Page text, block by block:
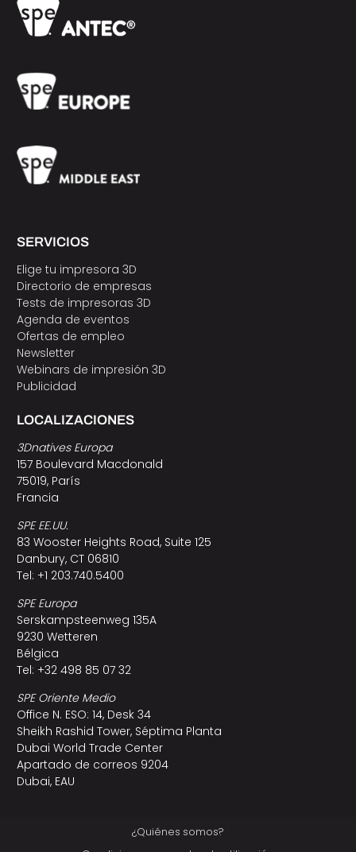
SERVICIOS
Elige tu impresora 3D
Directorio de empresas
Tests de impresoras 3D
Agenda de eventos
Ofertas de empleo
Newsletter
Webinars de impresión 3D
Publicidad
LOCALIZACIONES
3Dnatives Europa
157 Boulevard Macdonald
75019, París
Francia
SPE EE.UU.
83 Wooster Heights Road, Suite 125
Danbury, CT 06810
Tel: +1 203.740.5400
SPE Europa
Serskampsteenweg 135A
9230 Wetteren
Bélgica
Tel: +32 498 85 07 32
SPE Oriente Medio
Office N. ESO: 14, Desk 34
Sheikh Rashid Tower, Séptima Planta
Dubai World Trade Center
Apartado de correos 9204
Dubai, EAU
¿Quiénes somos?